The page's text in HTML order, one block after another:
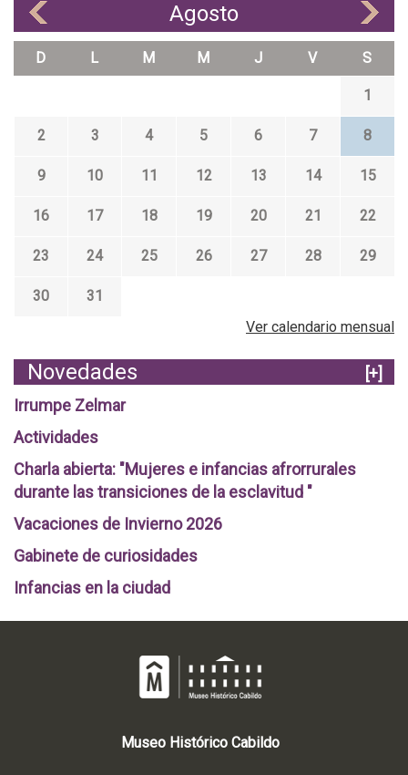
Agosto
D L M M J V S
1
2 3 4 5 6 7 8
9 10 11 12 13 14 15
16 17 18 19 20 21 22
23 24 25 26 27 28 29
30
31
Ver calendario mensual
Novedades
[+]
Irrumpe Zelmar
Actividades
Charla abierta: "Mujeres e infancias afrorrurales
durante las transiciones de la esclavitud "
Vacaciones de Invierno 2026
Gabinete de curiosidades
Infancias en la ciudad
Museo Histórico Cabildo